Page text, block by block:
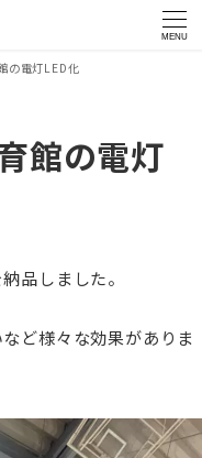
MENU
の電灯LED化
館の電灯
品しました。
ど様々な効果がありま